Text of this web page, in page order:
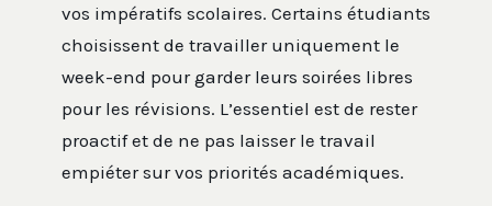
vos impératifs scolaires. Certains étudiants
choisissent de travailler uniquement le
week-end pour garder leurs soirées libres
pour les révisions. L’essentiel est de rester
proactif et de ne pas laisser le travail
empiéter sur vos priorités académiques.